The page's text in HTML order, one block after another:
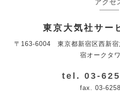
アクセ
東京大気社サー
〒163-6004 東京都新宿区西新宿
宿オークタ
tel. 03-
fax. 03-